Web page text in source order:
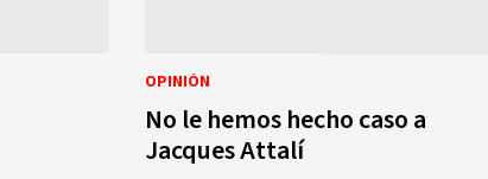
OPINIÓN
No le hemos hecho caso a
Jacques Attalí